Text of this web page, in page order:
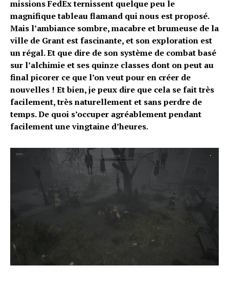
missions FedEx ternissent quelque peu le
magnifique tableau flamand qui nous est proposé.
Mais l’ambiance sombre, macabre et brumeuse de la
ville de Grant est fascinante, et son exploration est
un régal. Et que dire de son système de combat basé
sur l’alchimie et ses quinze classes dont on peut au
final picorer ce que l’on veut pour en créer de
nouvelles ! Et bien, je peux dire que cela se fait très
facilement, très naturellement et sans perdre de
temps. De quoi s’occuper agréablement pendant
facilement une vingtaine d’heures.